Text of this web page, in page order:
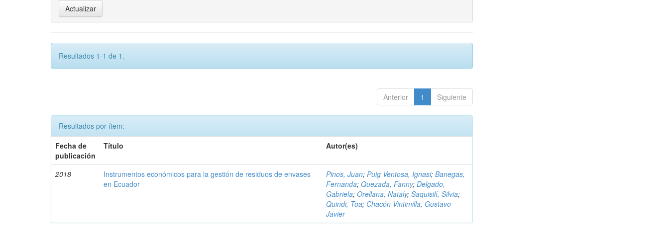
Resultados 1-1 de 1.
Anterior 1 Siguiente
Resultados por ítem:
Fecha de
publicación
Título Autor(es)
2018
Instrumentos económicos para la gestión de residuos de envases
en Ecuador
Pinos, Juan;Puig Ventosa, Ignasi;Banegas,
Fernanda;Quezada, Fanny;Delgado,
Gabriela;Orellana, Nataly;Saquisilí, Silvia;
Quindi, Toa; Chacón Vintimilla, Gustavo
Javier